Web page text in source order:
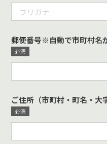
郵便番号※自動で市町村名
ご住所（市町村・町名・大